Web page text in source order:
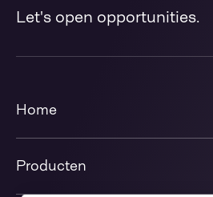
Let's open opportunities.
Home
Producten